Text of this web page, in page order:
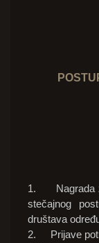
1. Nagrada
stečajnog
društava
2. Prijave